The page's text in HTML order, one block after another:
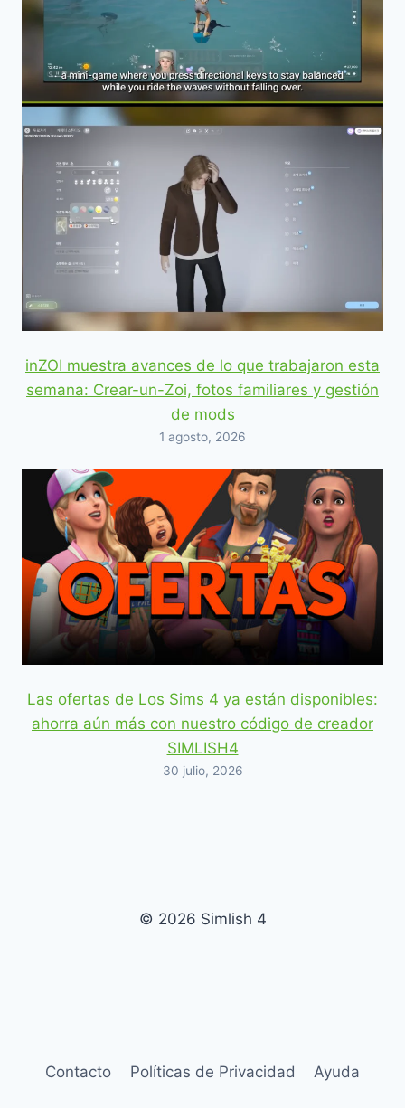
inZOI muestra avances de lo que trabajaron esta
semana: Crear-un-Zoi, fotos familiares y gestión
de mods
1 agosto, 2026
Las ofertas de Los Sims 4 ya están disponibles:
ahorra aún más con nuestro código de creador
SIMLISH4
30 julio, 2026
© 2026 Simlish 4
Contacto Políticas de Privacidad Ayuda